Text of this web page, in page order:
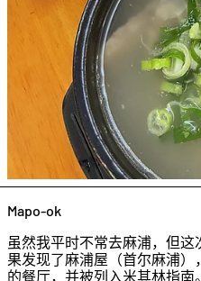
Mapo-ok
虽然我平时不常去麻浦，但
果发现了麻浦屋（首尔麻浦
的餐厅，并被列入米其林指南